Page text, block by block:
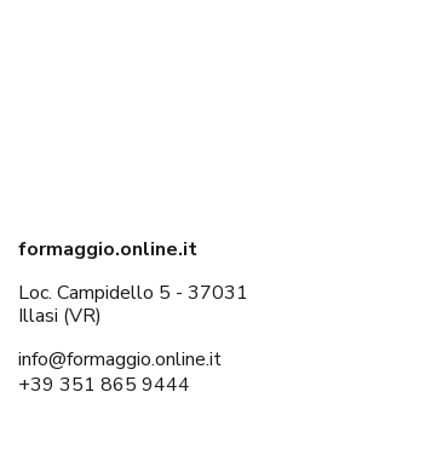
formaggio.online.it
Loc. Campidello 5 - 37031
Illasi (VR)
info@formaggio.online.it
+39 351 865 9444